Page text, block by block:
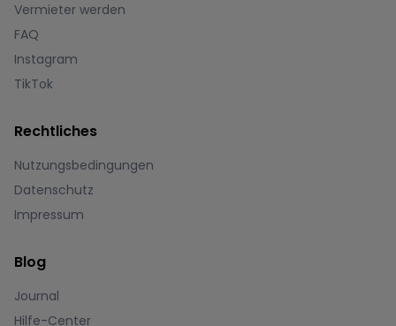
Vermieter werden
FAQ
Instagram
TikTok
Rechtliches
Nutzungsbedingungen
Datenschutz
Impressum
Blog
Journal
Hilfe-Center